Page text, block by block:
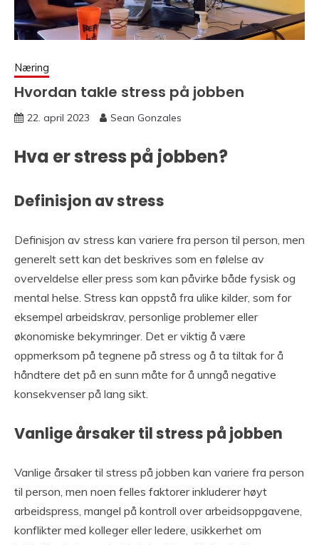
Næring
Hvordan takle stress på jobben
22. april 2023 Sean Gonzales
Hva er stress på jobben?
Definisjon av stress
Definisjon av stress kan variere fra person til person, men
generelt sett kan det beskrives som en følelse av
overveldelse eller press som kan påvirke både fysisk og
mental helse. Stress kan oppstå fra ulike kilder, som for
eksempel arbeidskrav, personlige problemer eller
økonomiske bekymringer. Det er viktig å være
oppmerksom på tegnene på stress og å ta tiltak for å
håndtere det på en sunn måte for å unngå negative
konsekvenser på lang sikt.
Vanlige årsaker til stress på jobben
Vanlige årsaker til stress på jobben kan variere fra person
til person, men noen felles faktorer inkluderer høyt
arbeidspress, mangel på kontroll over arbeidsoppgavene,
konflikter med kolleger eller ledere, usikkerhet om